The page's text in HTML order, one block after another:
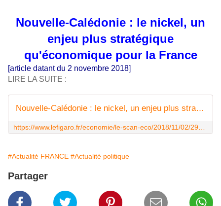
Nouvelle-Calédonie : le nickel, un
enjeu plus stratégique
qu'économique pour la France
[article datant du 2 novembre 2018]
LIRE LA SUITE :
Nouvelle-Calédonie : le nickel, un enjeu plus stratégique qu'économique pour la France
#Actualité FRANCE #Actualité politique
Partager